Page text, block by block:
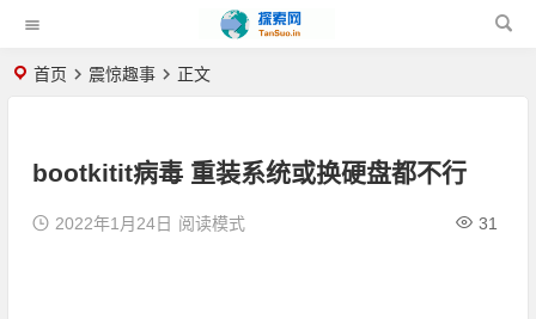
首页 震惊趣事 正文
bootkitit病毒 重装系统或换硬盘都不行
2022年1月24日 31
阅读模式